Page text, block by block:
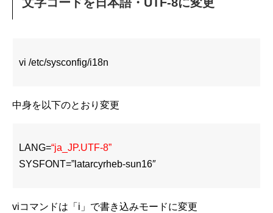
vi /etc/sysconfig/i18n
中身を以下のとおり変更
LANG=“ja_JP.UTF-8”
SYSFONT=”latarcyrheb-sun16″
viコマンドは「i」で書き込みモードに変更